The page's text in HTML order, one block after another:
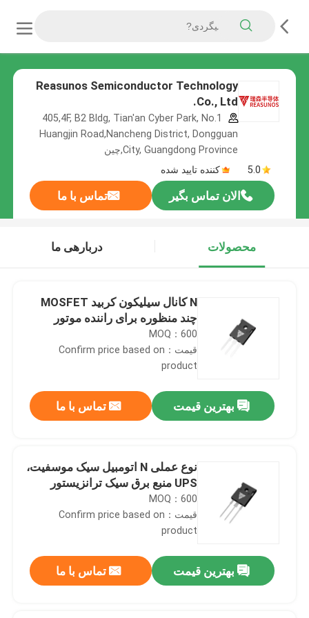
Reasunos Semiconductor Technology
Co., Ltd.
405,4F, B2 Bldg, Tian'an Cyber Park, No.1
Huangjin Road,Nancheng District, Dongguan
City, Guangdong Province,چین
5.0
کننده تایید شده
الان تماس بگیر تماس با ما
محصولات دربارهی ما
N کانال سیلیکون کربید MOSFET
چند منظوره برای راننده موتور
MOQ：600
قیمت：Confirm price based on
product
بهترین قیمت تماس با ما
نوع عملی N اتومبیل سیک موسفیت،
UPS منبع برق سیک ترانزیستور
MOQ：600
قیمت：Confirm price based on
product
بهترین قیمت تماس با ما